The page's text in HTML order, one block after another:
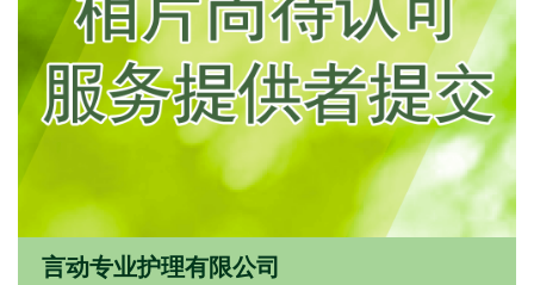
言动专业护理有限公司